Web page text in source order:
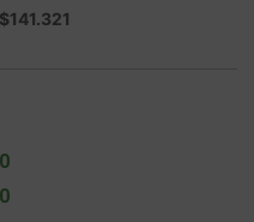
$141.321